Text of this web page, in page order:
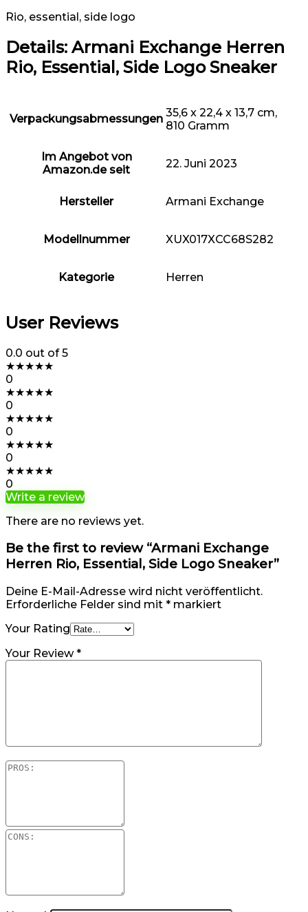
Rio, essential, side logo
Details: Armani Exchange Herren
Rio, Essential, Side Logo Sneaker
Verpackungsabmessungen 35,6 x 22,4 x 13,7 cm,
810 Gramm
Im Angebot von
Amazon.de seit
22. Juni 2023
Hersteller Armani Exchange
Modellnummer XUX017XCC68S282
Kategorie Herren
User Reviews
0.0 out of 5
★★★★★
0
★★★★★
0
★★★★★
0
★★★★★
0
★★★★★
0
Write a review
There are no reviews yet.
Be the first to review “Armani Exchange
Herren Rio, Essential, Side Logo Sneaker”
Deine E-Mail-Adresse wird nicht veröffentlicht.
Erforderliche Felder sind mit * markiert
Your Rating
Your Review*